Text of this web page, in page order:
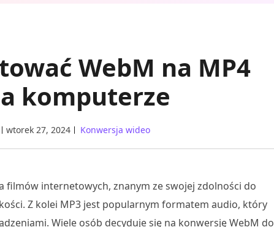
WebM na MP4
komputerze
wtorek 27, 2024 Konwersja wideo
internetowych, znanym ze swojej zdolności do
Z kolei MP3 jest popularnym formatem audio, który
Wiele osób decyduje się na konwersję WebM do